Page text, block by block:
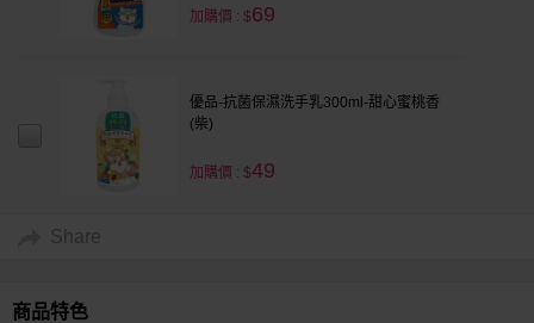
加購價 : $69
優品-抗菌保濕洗手乳300ml-甜心蜜桃香
(柴)
加購價 : $49
Share
商品特色